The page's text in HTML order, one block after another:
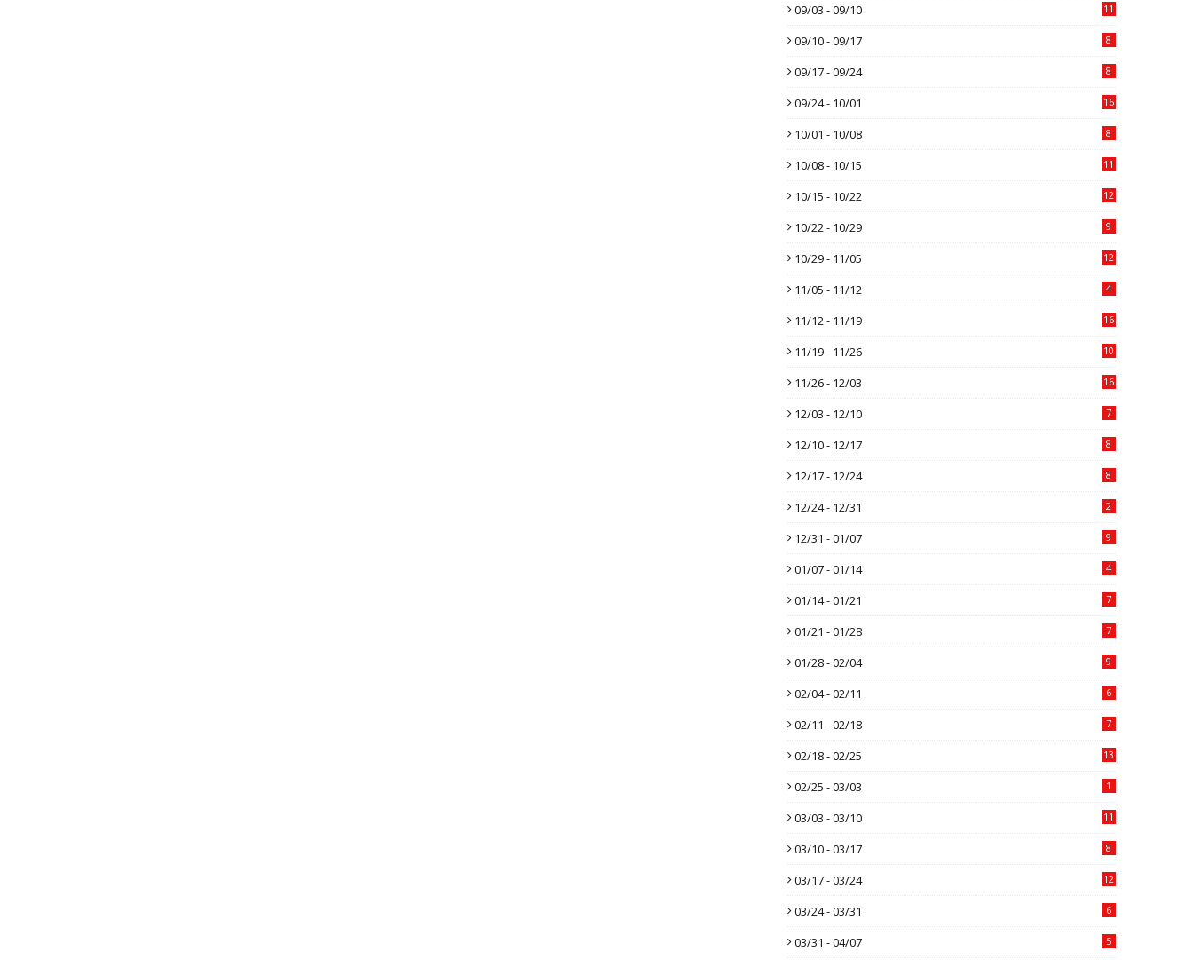
09/03 - 09/10 11
09/10 - 09/17 8
09/17 - 09/24 8
09/24 - 10/01 16
10/01 - 10/08 8
10/08 - 10/15 11
10/15 - 10/22 12
10/22 - 10/29 9
10/29 - 11/05 12
11/05 - 11/12 4
11/12 - 11/19 16
11/19 - 11/26 10
11/26 - 12/03 16
12/03 - 12/10 7
12/10 - 12/17 8
12/17 - 12/24 8
12/24 - 12/31 2
12/31 - 01/07 9
01/07 - 01/14 4
01/14 - 01/21 7
01/21 - 01/28 7
01/28 - 02/04 9
02/04 - 02/11 6
02/11 - 02/18 7
02/18 - 02/25 13
02/25 - 03/03 1
03/03 - 03/10 11
03/10 - 03/17 8
03/17 - 03/24 12
03/24 - 03/31 6
03/31 - 04/07 5